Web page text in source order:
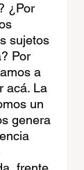
¿Por
sujetos
Por
a
acá. La
un
genera